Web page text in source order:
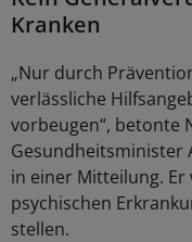
Kranken
„Nur durch
verlässliche
vorbeugen“, betonte
Gesundheitsminister
in einer Mitteilung.
psychischen
stellen.